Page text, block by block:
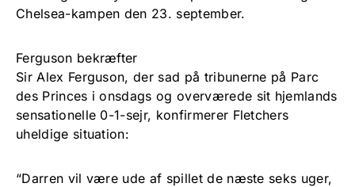
Chelsea-kampen den 23. september.
Ferguson bekræfter
Sir Alex Ferguson, der sad på tribunerne på Parc
des Princes i onsdags og overværede sit hjemlands
sensationelle 0-1-sejr, konfirmerer Fletchers
uheldige situation:
“Darren vil være ude af spillet de næste seks uger,